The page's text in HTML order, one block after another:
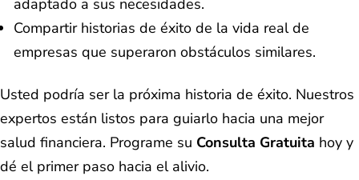
adaptado a sus necesidades.
Compartir historias de éxito de la vida real de
empresas que superaron obstáculos similares.
Usted podría ser la próxima historia de éxito. Nuestros
expertos están listos para guiarlo hacia una mejor
salud financiera. Programe su Consulta Gratuita hoy y
dé el primer paso hacia el alivio.